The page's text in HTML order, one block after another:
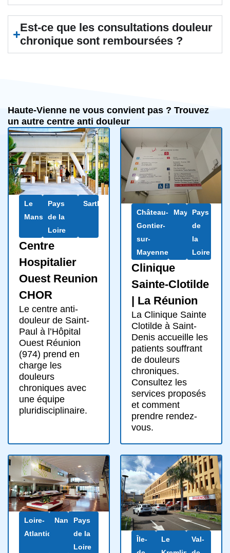
Est-ce que les consultations douleur
chronique sont remboursées ?
Haute-Vienne ne vous convient pas ? Trouvez
un autre centre anti douleur
Le
Mans
Pays
de la
Loire
Sarthe
Centre
Hospitalier
Ouest Reunion
CHOR
Le centre anti-
douleur de Saint-
Paul à l’Hôpital
Ouest Réunion
(974) prend en
charge les
douleurs
chroniques avec
une équipe
pluridisciplinaire.
Château-
Gontier-
sur-
Mayenne
Mayenne
Pays
de
la
Loire
Clinique
Sainte-Clotilde
| La Réunion
La Clinique Sainte
Clotilde à Saint-
Denis accueille les
patients souffrant
de douleurs
chroniques.
Consultez les
services proposés
et comment
prendre rendez-
vous.
Loire-
Atlantique
NantesPays
de la
Loire
Île-
Le
Val-